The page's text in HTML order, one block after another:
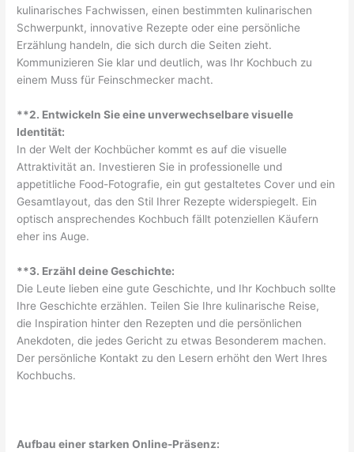
kulinarisches Fachwissen, einen bestimmten kulinarischen
Schwerpunkt, innovative Rezepte oder eine persönliche
Erzählung handeln, die sich durch die Seiten zieht.
Kommunizieren Sie klar und deutlich, was Ihr Kochbuch zu
einem Muss für Feinschmecker macht.
**2. Entwickeln Sie eine unverwechselbare visuelle
Identität:
In der Welt der Kochbücher kommt es auf die visuelle
Attraktivität an. Investieren Sie in professionelle und
appetitliche Food-Fotografie, ein gut gestaltetes Cover und ein
Gesamtlayout, das den Stil Ihrer Rezepte widerspiegelt. Ein
optisch ansprechendes Kochbuch fällt potenziellen Käufern
eher ins Auge.
**3. Erzähl deine Geschichte:
Die Leute lieben eine gute Geschichte, und Ihr Kochbuch sollte
Ihre Geschichte erzählen. Teilen Sie Ihre kulinarische Reise,
die Inspiration hinter den Rezepten und die persönlichen
Anekdoten, die jedes Gericht zu etwas Besonderem machen.
Der persönliche Kontakt zu den Lesern erhöht den Wert Ihres
Kochbuchs.
Aufbau einer starken Online-Präsenz: